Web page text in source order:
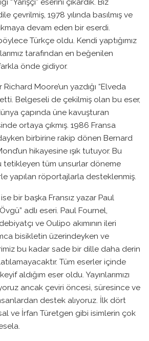
çevrilmiş, 1978 yılında basılmış ve
devam eden bir eserdi.
Türkçe oldu. Kendi yaptığımız
tarafından en beğenilen
önde gidiyor.
Richard Moore’un yazdığı “Elveda
Belgeseli de çekilmiş olan bu eser,
çapında üne kavuşturan
ortaya çıkmış. 1986 Fransa
birbirine rakip dönen Bernard
hikayesine ışık tutuyor. Bu
tetikleyen tüm unsurlar döneme
yapılan röportajlarla desteklenmiş.
bir başka Fransız yazar Paul
adlı eseri. Paul Fournel,
ve Oulipo akımının ileri
bisikletin üzerindeyken ve
bu kadar sade bir dille daha derin
Tüm eserler içinde
aldığım eser oldu. Yayınlarımızı
ancak çeviri öncesi, süresince ve
destek alıyoruz. İlk dört
ve İrfan Türetgen gibi isimlerin çok